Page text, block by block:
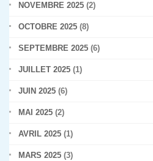
NOVEMBRE 2025 (2)
OCTOBRE 2025 (8)
SEPTEMBRE 2025 (6)
JUILLET 2025 (1)
JUIN 2025 (6)
MAI 2025 (2)
AVRIL 2025 (1)
MARS 2025 (3)